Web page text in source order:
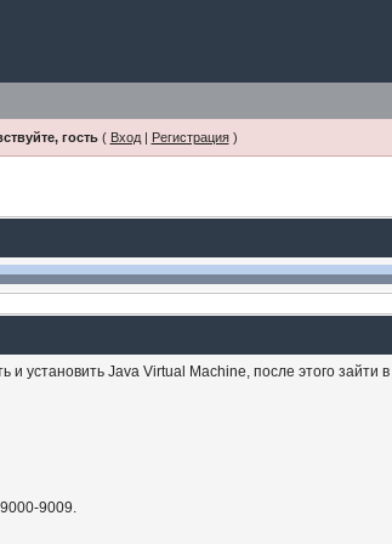
гость( Вход| Регистрация)
установить Java Virtual Machine, после этого
9009.